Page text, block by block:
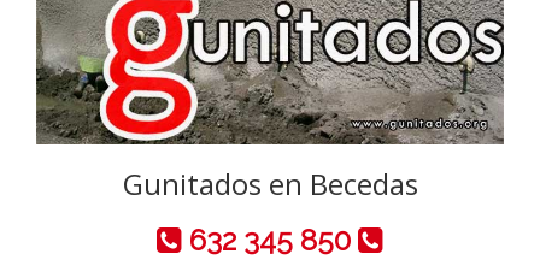
Gunitados en Becedas
632 345 850